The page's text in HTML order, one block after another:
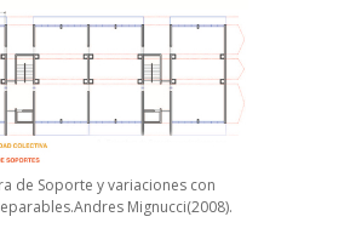
de Soporte y variaciones con
Mignucci(2008).